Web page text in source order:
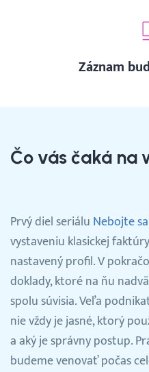
Záznam
Čo vás čaká na
Prvý diel seriálu Nebojte
vystaveniu klasickej
nastavený profil. V
doklady, ktoré na ňu
spolu súvisia. Veľa
nie vždy je jasné, ktorý
a aký je správny postup.
budeme venovať počas